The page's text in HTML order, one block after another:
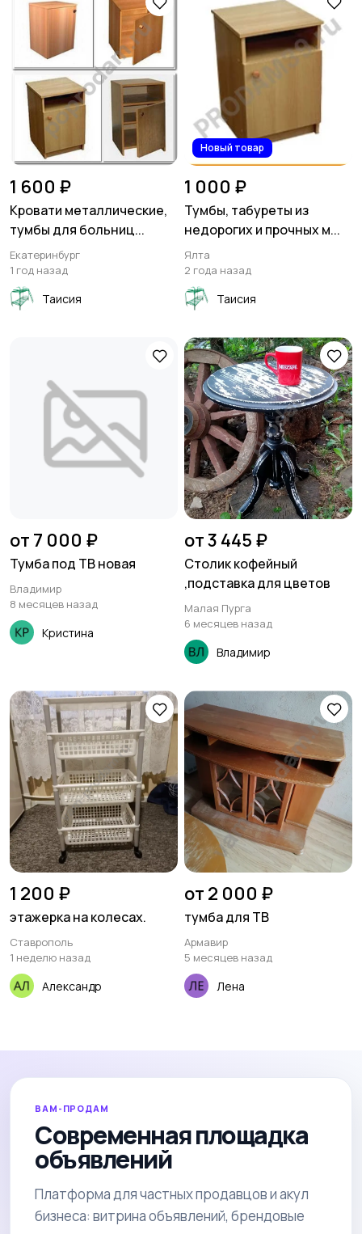
1 600 ₽
Кровати металлические,
тумбы для больниц...
Екатеринбург
1 год назад
Таисия
Новый товар
1 000 ₽
Тумбы, табуреты из
недорогих и прочных м...
Ялта
2 года назад
Таисия
от 7 000 ₽
Тумба под ТВ новая
Владимир
8 месяцев назад
Кристина
от 3 445 ₽
Столик кофейный
,подставка для цветов
Малая Пурга
6 месяцев назад
Владимир
1 200 ₽
этажерка на колесах.
Ставрополь
1 неделю назад
Александр
от 2 000 ₽
тумба для ТВ
Армавир
5 месяцев назад
Лена
ВАМ-ПРОДАМ
Современная площадка
объявлений
Платформа для частных продавцов и акул
бизнеса: витрина объявлений, брендовые